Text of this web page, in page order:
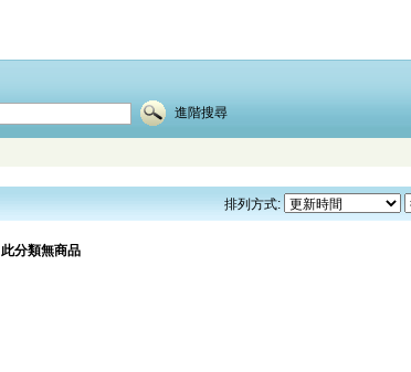
進階搜尋
排列方式:
此分類無商品